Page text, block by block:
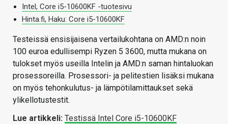
Intel, Core i5-10600KF -tuotesivu
Hinta.fi, Haku: Core i5-10600KF
Testeissä ensisijaisena vertailukohtana on AMD:n noin
100 euroa edullisempi Ryzen 5 3600, mutta mukana on
tulokset myös useilla Intelin ja AMD:n saman hintaluokan
prosessoreilla. Prosessori- ja pelitestien lisäksi mukana
on myös tehonkulutus- ja lämpötilamittaukset sekä
ylikellotustestit.
Lue artikkeli: Testissä Intel Core i5-10600KF